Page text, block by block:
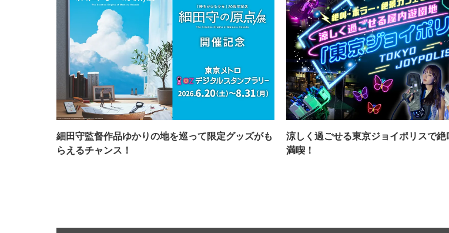
細田守監督作品ゆかりの地を巡って限定グッズがも
らえるチャンス！
涼しく過ごせる東京ジョイポリスで
満喫！